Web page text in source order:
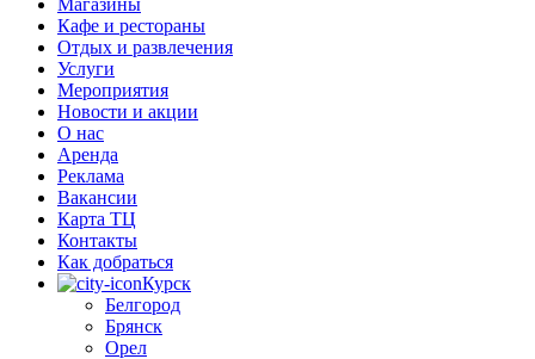
Магазины
Кафе и рестораны
Отдых и развлечения
Услуги
Мероприятия
Новости и акции
О нас
Аренда
Реклама
Вакансии
Карта ТЦ
Контакты
Как добраться
Курск
Белгород
Брянск
Орел